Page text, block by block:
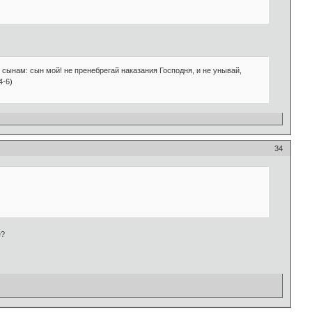
сын мой! не пренебрегай наказания Господня, и не унывай,
6)
34